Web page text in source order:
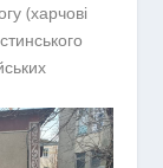
(харчові